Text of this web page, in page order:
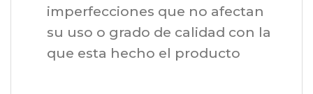
imperfecciones que no afectan
su uso o grado de calidad con la
que esta hecho el producto